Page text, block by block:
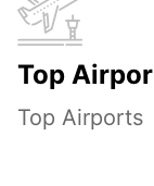
Top
Top Airports